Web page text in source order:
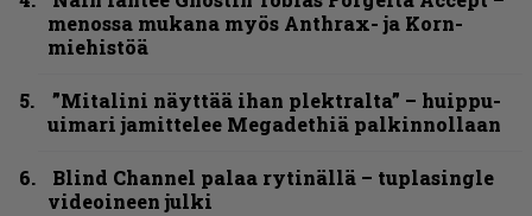
menossa mukana myös Anthrax- ja Korn-
miehistöä
”Mitalini näyttää ihan plektralta” – huippu-
uimari jamittelee Megadethiä palkinnollaan
Blind Channel palaa rytinällä – tuplasingle
videoineen julki